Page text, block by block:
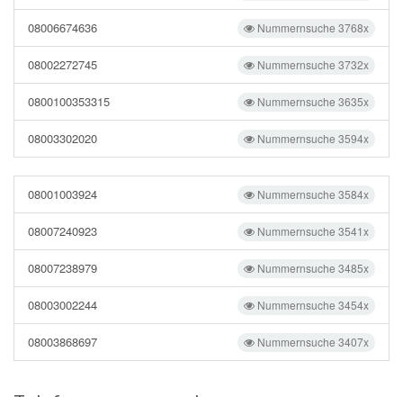
Nummernsuche 3768x
08006674636
Nummernsuche 3732x
08002272745
Nummernsuche 3635x
0800100353315
Nummernsuche 3594x
08003302020
Nummernsuche 3584x
08001003924
Nummernsuche 3541x
08007240923
Nummernsuche 3485x
08007238979
Nummernsuche 3454x
08003002244
Nummernsuche 3407x
08003868697